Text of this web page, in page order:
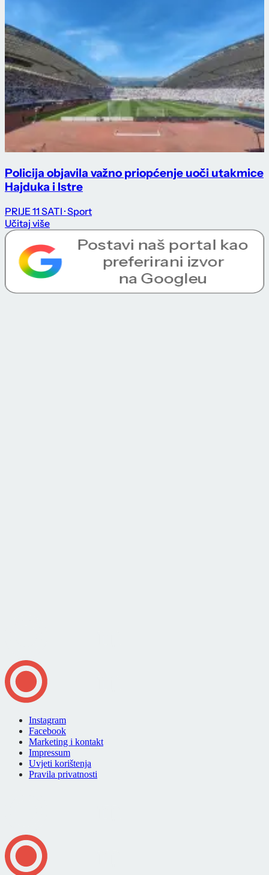
Policija objavila važno priopćenje uoči utakmice
Hajduka i Istre
PRIJE 11 SATI · Sport
Učitaj više
Instagram
Facebook
Marketing i kontakt
Impressum
Uvjeti korištenja
Pravila privatnosti